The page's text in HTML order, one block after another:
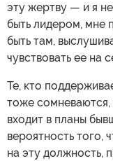
эту жертву — и я
быть лидером, мне
быть там,
чувствовать ее на
Те, кто
тоже
входит в планы
вероятность того,
на эту должность,